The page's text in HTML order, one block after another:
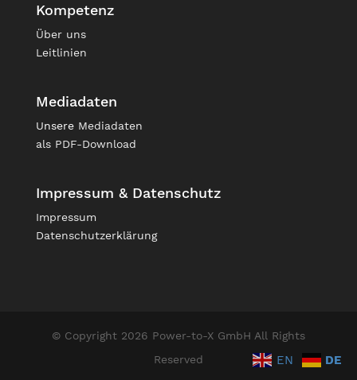
Kompetenz
Über uns
Leitlinien
Mediadaten
Unsere Mediadaten
als PDF-Download
Impressum & Datenschutz
Impressum
Datenschutzerklärung
© Copyright 2026 Power-to-X GmbH All Rights
Reserved
EN DE